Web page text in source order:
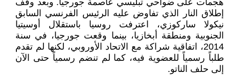
هجمات على ضواحي تبليسي عاصمة جورجيا. وبعد وقف
إطلاق النار الذي تفاوض عليه الرئيس الفرنسي السابق
نيكولا ساركوزي، اعترفت روسيا باستقلال أوسيتيا
الجنوبية ومنطقة أبخازيا، بينما وقعت جورجيا، في سنة
2014، اتفاقية شراكة مع الاتحاد الأوروبي، لكنها لم تقدم
طلباً رسمياً للعضوية فيه، كما لم تنضم رسمياً حتى الآن
إلى حلف الناتو.